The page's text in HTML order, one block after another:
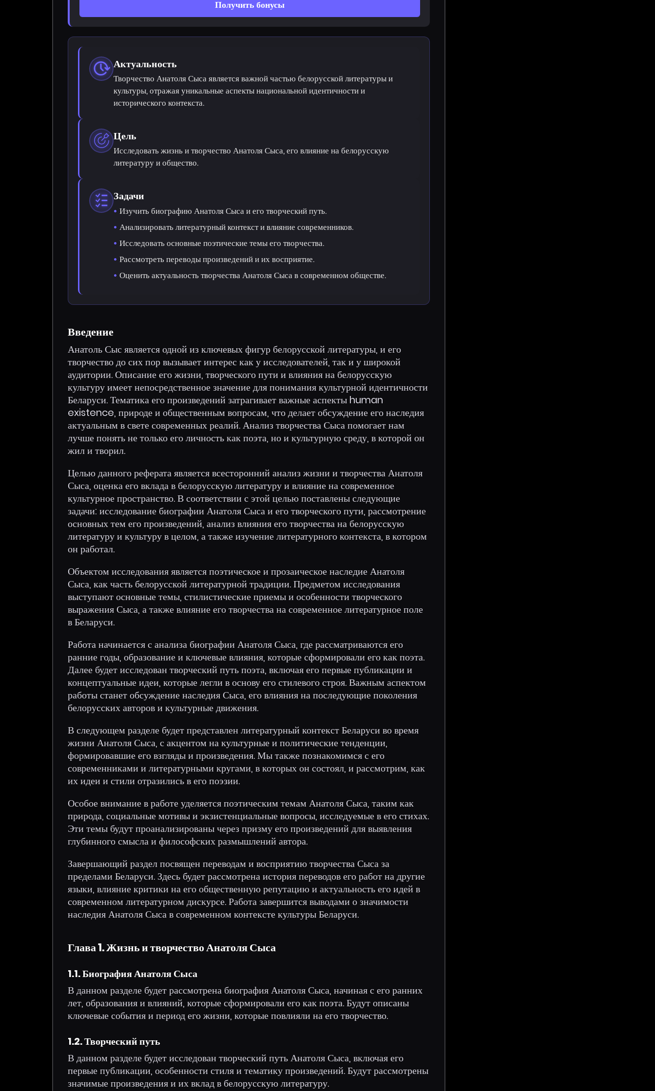
Получить бонусы
Актуальность
Творчество Анатоля Сыса является важной частью белорусской литературы и
культуры, отражая уникальные аспекты национальной идентичности и
исторического контекста.
Цель
Исследовать жизнь и творчество Анатоля Сыса, его влияние на белорусскую
литературу и общество.
Задачи
Изучить биографию Анатоля Сыса и его творческий путь.
Анализировать литературный контекст и влияние современников.
Исследовать основные поэтические темы его творчества.
Рассмотреть переводы произведений и их восприятие.
Оценить актуальность творчества Анатоля Сыса в современном обществе.
Введение
Анатоль Сыс является одной из ключевых фигур белорусской литературы, и его
творчество до сих пор вызывает интерес как у исследователей, так и у широкой
аудитории. Описание его жизни, творческого пути и влияния на белорусскую
культуру имеет непосредственное значение для понимания культурной идентичности
Беларуси. Тематика его произведений затрагивает важные аспекты human
existence, природе и общественным вопросам, что делает обсуждение его наследия
актуальным в свете современных реалий. Анализ творчества Сыса помогает нам
лучше понять не только его личность как поэта, но и культурную среду, в которой он
жил и творил.
Целью данного реферата является всесторонний анализ жизни и творчества Анатоля
Сыса, оценка его вклада в белорусскую литературу и влияние на современное
культурное пространство. В соответствии с этой целью поставлены следующие
задачи: исследование биографии Анатоля Сыса и его творческого пути, рассмотрение
основных тем его произведений, анализ влияния его творчества на белорусскую
литературу и культуру в целом, а также изучение литературного контекста, в котором
он работал.
Объектом исследования является поэтическое и прозаическое наследие Анатоля
Сыса, как часть белорусской литературной традиции. Предметом исследования
выступают основные темы, стилистические приемы и особенности творческого
выражения Сыса, а также влияние его творчества на современное литературное поле
в Беларуси.
Работа начинается с анализа биографии Анатоля Сыса, где рассматриваются его
ранние годы, образование и ключевые влияния, которые сформировали его как поэта.
Далее будет исследован творческий путь поэта, включая его первые публикации и
концептуальные идеи, которые легли в основу его стилевого строя. Важным аспектом
работы станет обсуждение наследия Сыса, его влияния на последующие поколения
белорусских авторов и культурные движения.
В следующем разделе будет представлен литературный контекст Беларуси во время
жизни Анатоля Сыса, с акцентом на культурные и политические тенденции,
формировавшие его взгляды и произведения. Мы также познакомимся с его
современниками и литературными кругами, в которых он состоял, и рассмотрим, как
их идеи и стили отразились в его поэзии.
Особое внимание в работе уделяется поэтическим темам Анатоля Сыса, таким как
природа, социальные мотивы и экзистенциальные вопросы, исследуемые в его стихах.
Эти темы будут проанализированы через призму его произведений для выявления
глубинного смысла и философских размышлений автора.
Завершающий раздел посвящен переводам и восприятию творчества Сыса за
пределами Беларуси. Здесь будет рассмотрена история переводов его работ на другие
языки, влияние критики на его общественную репутацию и актуальность его идей в
современном литературном дискурсе. Работа завершится выводами о значимости
наследия Анатоля Сыса в современном контексте культуры Беларуси.
Глава 1. Жизнь и творчество Анатоля Сыса
1.1. Биография Анатоля Сыса
В данном разделе будет рассмотрена биография Анатоля Сыса, начиная с его ранних
лет, образования и влияний, которые сформировали его как поэта. Будут описаны
ключевые события и период его жизни, которые повлияли на его творчество.
1.2. Творческий путь
В данном разделе будет исследован творческий путь Анатоля Сыса, включая его
первые публикации, особенности стиля и тематику произведений. Будут рассмотрены
значимые произведения и их вклад в белорусскую литературу.